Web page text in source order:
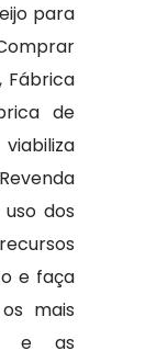
para
Fábrica
de
dos
e faça
mais
e as